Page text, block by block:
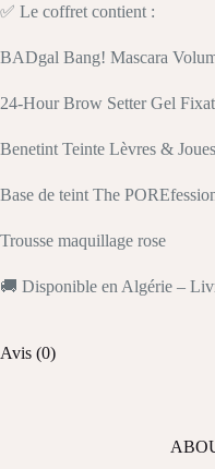
✅ Le coffret contient :
BADgal Bang! Mascara
24-Hour Brow Setter Gel
Benetint Teinte Lèvres &
Base de teint The
Trousse maquillage rose
🚚 Disponible en Algérie –
Avis (0)